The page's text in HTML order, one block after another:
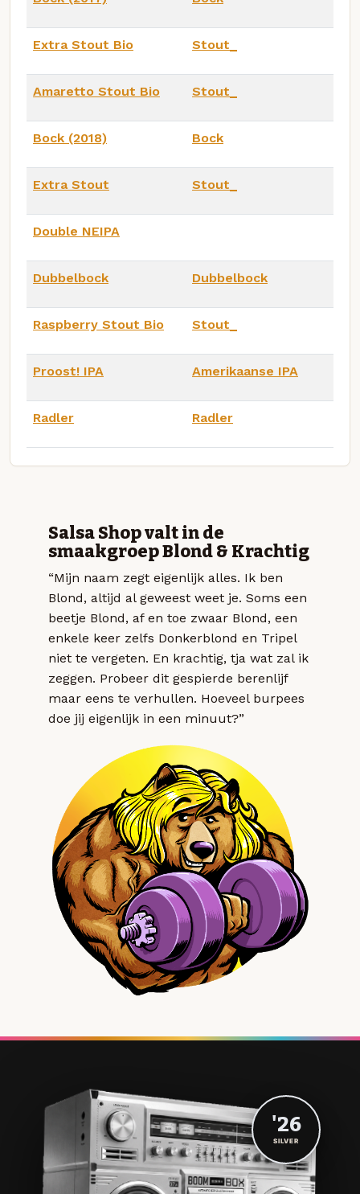
Extra Stout Bio Stout_
Amaretto Stout Bio Stout_
Bock (2018) Bock
Extra Stout Stout_
Double NEIPA
Dubbelbock Dubbelbock
Raspberry Stout Bio Stout_
Proost! IPA Amerikaanse IPA
Radler Radler
Salsa Shop valt in de
smaakgroep Blond & Krachtig
“Mijn naam zegt eigenlijk alles. Ik ben
Blond, altijd al geweest weet je. Soms een
beetje Blond, af en toe zwaar Blond, een
enkele keer zelfs Donkerblond en Tripel
niet te vergeten. En krachtig, tja wat zal ik
zeggen. Probeer dit gespierde berenlijf
maar eens te verhullen. Hoeveel burpees
doe jij eigenlijk in een minuut?”
'26
SILVER